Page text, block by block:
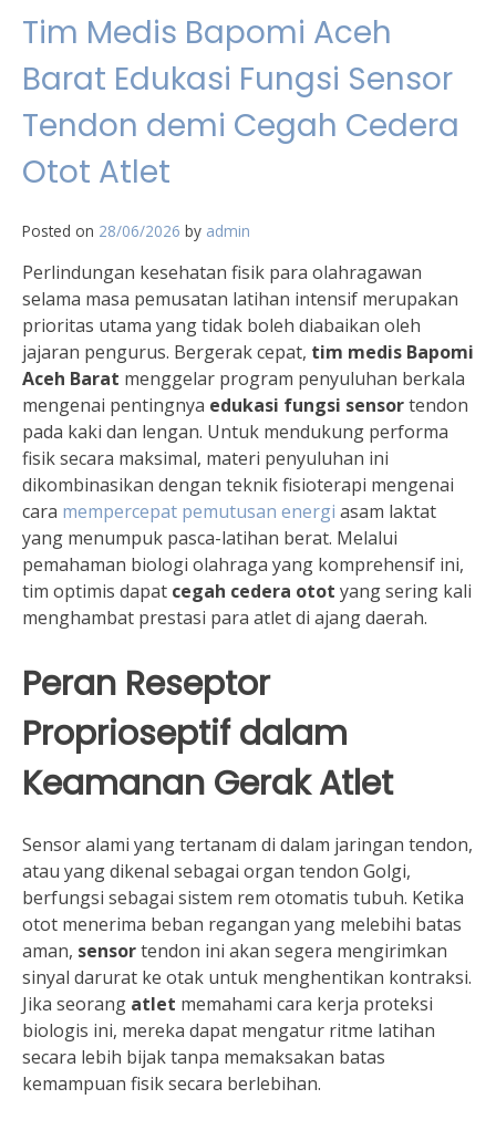
Tim Medis Bapomi Aceh
Barat Edukasi Fungsi Sensor
Tendon demi Cegah Cedera
Otot Atlet
Posted on 28/06/2026 by admin
Perlindungan kesehatan fisik para olahragawan
selama masa pemusatan latihan intensif merupakan
prioritas utama yang tidak boleh diabaikan oleh
jajaran pengurus. Bergerak cepat, tim medis Bapomi
Aceh Barat menggelar program penyuluhan berkala
mengenai pentingnya edukasi fungsi sensortendon
pada kaki dan lengan. Untuk mendukung performa
fisik secara maksimal, materi penyuluhan ini
dikombinasikan dengan teknik fisioterapi mengenai
cara mempercepat pemutusan energi asam laktat
yang menumpuk pasca-latihan berat. Melalui
pemahaman biologi olahraga yang komprehensif ini,
tim optimis dapat cegah cedera otot yang sering kali
menghambat prestasi para atlet di ajang daerah.
Peran Reseptor
Proprioseptif dalam
Keamanan Gerak Atlet
Sensor alami yang tertanam di dalam jaringan tendon,
atau yang dikenal sebagai organ tendon Golgi,
berfungsi sebagai sistem rem otomatis tubuh. Ketika
otot menerima beban regangan yang melebihi batas
aman, sensortendon ini akan segera mengirimkan
sinyal darurat ke otak untuk menghentikan kontraksi.
Jika seorang atlet memahami cara kerja proteksi
biologis ini, mereka dapat mengatur ritme latihan
secara lebih bijak tanpa memaksakan batas
kemampuan fisik secara berlebihan.